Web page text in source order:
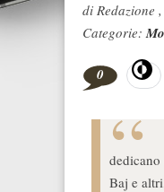
di Redazione
Categorie:
0
Baj e